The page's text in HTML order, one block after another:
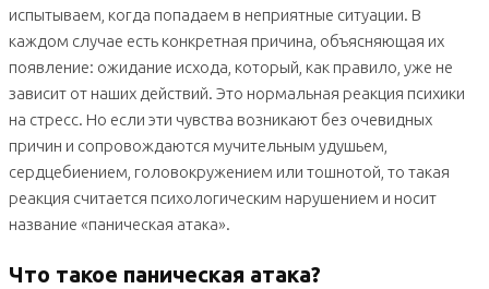
испытываем, когда попадаем в неприятные ситуации. В
каждом случае есть конкретная причина, объясняющая их
появление: ожидание исхода, который, как правило, уже не
зависит от наших действий. Это нормальная реакция психики
на стресс. Но если эти чувства возникают без очевидных
причин и сопровождаются мучительным удушьем,
сердцебиением, головокружением или тошнотой, то такая
реакция считается психологическим нарушением и носит
название «паническая атака».
Что такое паническая атака?